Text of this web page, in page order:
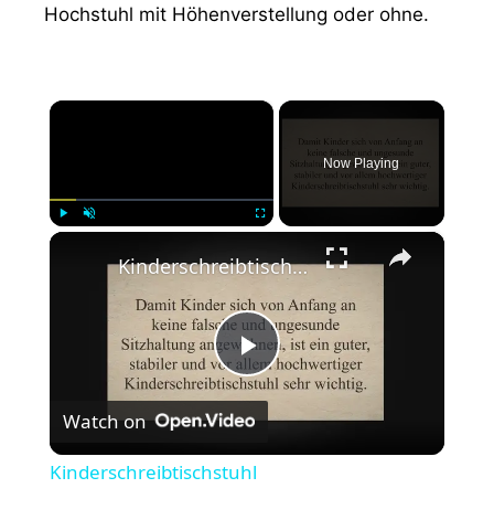
Hochstuhl mit Höhenverstellung oder ohne.
×
Now Playing
×
P
Kinderschreibtischstuhl
Watch on
Kinderschreibtischstuhl